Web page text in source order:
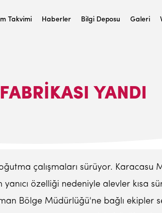
Takvimi Haberler Bilgi Deposu Galeri
YANDI
çalışmaları sürüyor.
yanıcı özelliği nedeniyle alevler kısa
Bölge Müdürlüğü'ne bağlı ekipler